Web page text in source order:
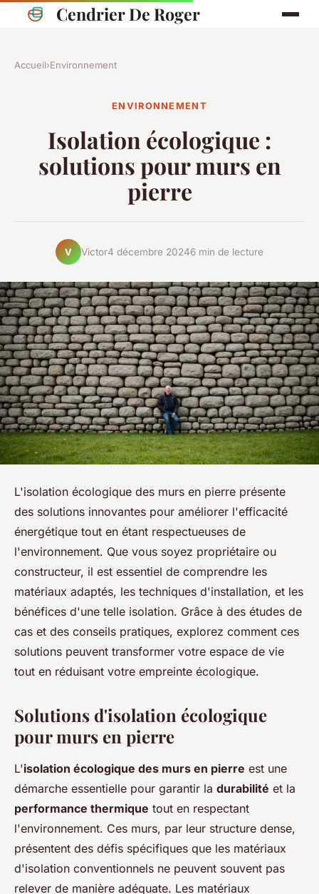
Cendrier De Roger
Accueil›Environnement
ENVIRONNEMENT
Isolation écologique :
solutions pour murs en
pierre
V Victor4 décembre 20246 min de lecture
L'isolation écologique des murs en pierre présente
des solutions innovantes pour améliorer l'efficacité
énergétique tout en étant respectueuses de
l'environnement. Que vous soyez propriétaire ou
constructeur, il est essentiel de comprendre les
matériaux adaptés, les techniques d'installation, et les
bénéfices d'une telle isolation. Grâce à des études de
cas et des conseils pratiques, explorez comment ces
solutions peuvent transformer votre espace de vie
tout en réduisant votre empreinte écologique.
Solutions d'isolation écologique
pour murs en pierre
L'isolation écologique des murs en pierre est une
démarche essentielle pour garantir la durabilité et la
performance thermique tout en respectant
l'environnement. Ces murs, par leur structure dense,
présentent des défis spécifiques que les matériaux
d'isolation conventionnels ne peuvent souvent pas
relever de manière adéquate. Les matériaux